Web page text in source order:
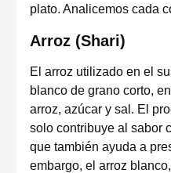
plato. Analicemos cada
Arroz (Shari)
El arroz utilizado en el
blanco de grano corto,
arroz, azúcar y sal. El
solo contribuye al sabor
que también ayuda a
embargo, el arroz